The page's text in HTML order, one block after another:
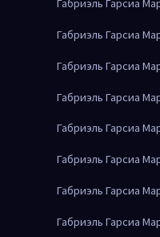
Габриэль Гарсиа
Габриэль Гарсиа
Габриэль Гарсиа
Габриэль Гарсиа
Габриэль Гарсиа
Габриэль Гарсиа
Габриэль Гарсиа